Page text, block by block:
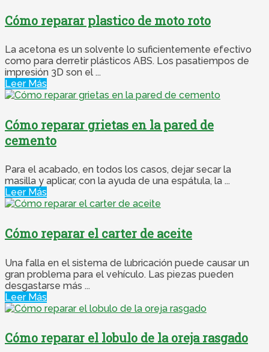
Cómo reparar plastico de moto roto
La acetona es un solvente lo suficientemente efectivo
como para derretir plásticos ABS. Los pasatiempos de
impresión 3D son el ...
Leer Más
Cómo reparar grietas en la pared de
cemento
Para el acabado, en todos los casos, dejar secar la
masilla y aplicar, con la ayuda de una espátula, la ...
Leer Más
Cómo reparar el carter de aceite
Una falla en el sistema de lubricación puede causar un
gran problema para el vehículo. Las piezas pueden
desgastarse más ...
Leer Más
Cómo reparar el lobulo de la oreja rasgado